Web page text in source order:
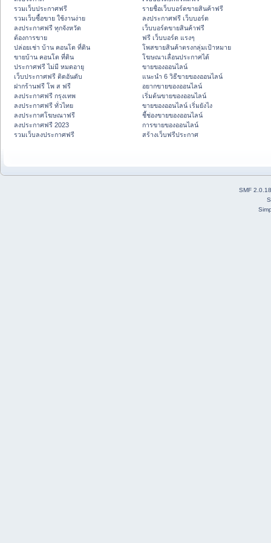
รวมเว็บประกาศฟรี
รวมเว็บซื้อขาย ใช้งานง่าย
ลงประกาศฟรี ทุกจังหวัด
ต้องการขาย
ปล่อยเช่า บ้าน คอนโด ที่ดิน
ขายบ้าน คอนโด ที่ดิน
ประกาศฟรี ไม่มี หมดอายุ
เว็บประกาศฟรี ติดอันดับ
ฝากร้านฟรี โพ ส ฟรี
ลงประกาศฟรี กรุงเทพ
ลงประกาศฟรี ทั่วไทย
ลงประกาศโฆษณาฟรี
ลงประกาศฟรี 2023
รวมเว็บลงประกาศฟรี
รายชื่อเว็บบอร์ดขายสินค้าฟรี
ลงประกาศฟรี เว็บบอร์ด
เว็บบอร์ดขายสินค้าฟรี
ฟรี เว็บบอร์ด แรงๆ
โพสขายสินค้าตรงกลุ่มเป้าหมาย
โฆษณาเลื่อนประกาศได้
ขายของออนไลน์
แนะนำ 6 วิธีขายของออนไลน์
อยากขายของออนไลน์
เริ่มต้นขายของออนไลน์
ขายของออนไลน์ เริ่มยังไง
ชี้ช่องขายของออนไลน์
การขายของออนไลน์
สร้างเว็บฟรีประกาศ
SMF 2.0.18